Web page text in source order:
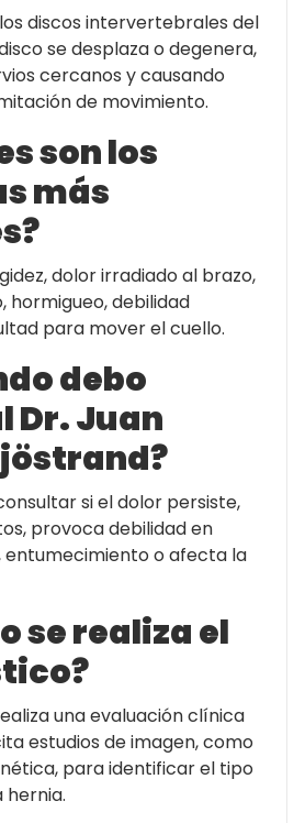
discos intervertebrales del
se desplaza o degenera,
cercanos y causando
de movimiento.
son los
más
dolor irradiado al brazo,
hormigueo, debilidad
para mover el cuello.
debo
Dr. Juan
si el dolor persiste,
provoca debilidad en
entumecimiento o afecta la
se realiza el
una evaluación clínica
estudios de imagen, como
para identificar el tipo
hernia.